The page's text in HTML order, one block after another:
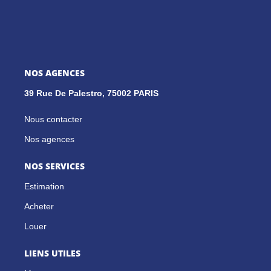
NOS AGENCES
39 Rue De Palestro, 75002 PARIS
Nous contacter
Nos agences
NOS SERVICES
Estimation
Acheter
Louer
LIENS UTILES